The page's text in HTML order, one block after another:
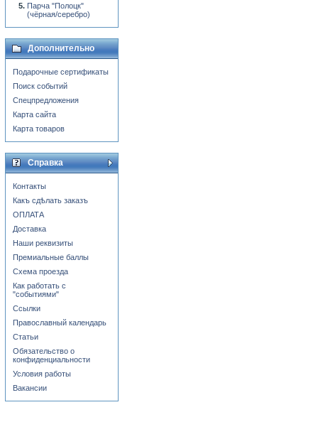
Парча "Полоцк"
(чёрная/серебро)
Дополнительно
Подарочные сертификаты
Поиск событий
Спецпредложения
Карта сайта
Карта товаров
Справка
Контакты
Какъ сдѣлать заказъ
ОПЛАТА
Доставка
Наши реквизиты
Премиальные баллы
Схема проезда
Как работать с
"событиями"
Ссылки
Православный календарь
Статьи
Обязательство о
конфиденциальности
Условия работы
Вакансии